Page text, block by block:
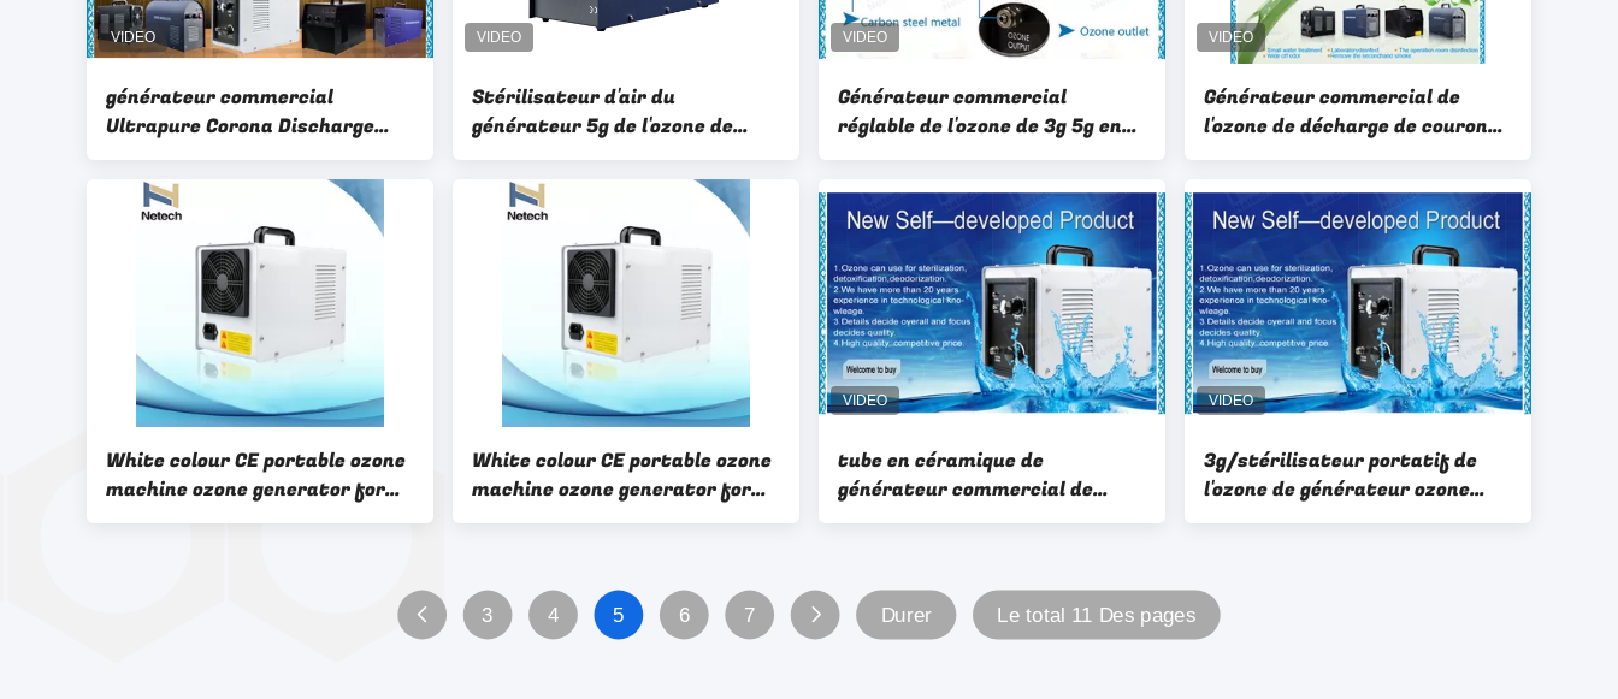
générateur commercial
Ultrapure Corona Discharge
Expedite Human Metabolism de
l'ozone de 80W 3A
Stérilisateur d'air du
générateur 5g de l'ozone de
forte concentration avec le
tube en céramique de l'ozone
Générateur commercial
réglable de l'ozone de 3g 5g en
céramique pour les fruits
Générateur commercial de
l'ozone de décharge de couronne
en céramique pour le mini
White colour CE portable ozone
machine ozone generator for
air and water
White colour CE portable ozone
machine ozone generator for
air and water
tube en céramique de
générateur commercial de
l'ozone de 110V 5g pour les
3g/stérilisateur portatif de
l'ozone de générateur ozone
d'heure pour l'eau d'air
3 4 5 6 7 Durer Le total 11 Des pages